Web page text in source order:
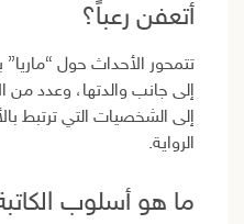
أتعفن رعباً؟
تتمحور الأحداث حول “ماريا”
إلى جانب والدتها، وعدد من
إلى الشخصيات التي ترتبط
الرواية.
ما هو أسلوب